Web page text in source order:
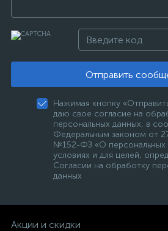
Отправить
Нажимая кнопку
даю свое согласие на
персональных данных, в
Федеральным законом от
№152-ФЗ «О персональных
условиях и для целей,
Согласии на обработку
данных
Акции и скидки